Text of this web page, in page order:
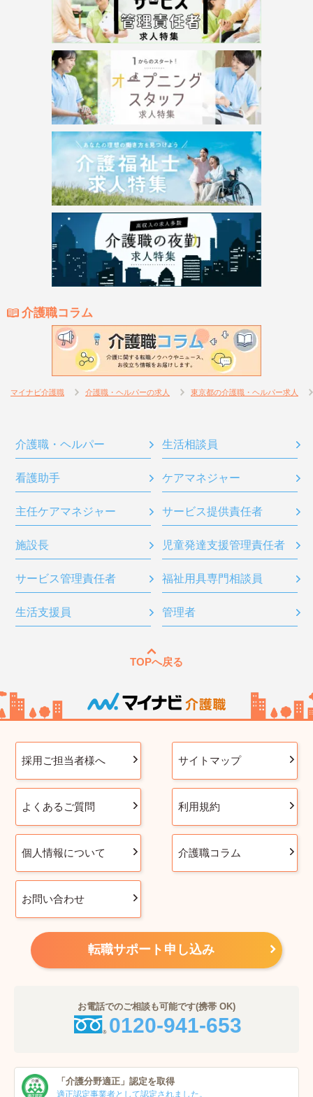
介護職コラム
マイナビ介護職 介護職・ヘルパーの求人 東京都の介護職・ヘルパー求人
介護職・ヘルパー 生活相談員
看護助手 ケアマネジャー
主任ケアマネジャー サービス提供責任者
施設長 児童発達支援管理責任者
サービス管理責任者 福祉用具専門相談員
生活支援員 管理者
TOPへ戻る
採用ご担当者様へ サイトマップ
よくあるご質問 利用規約
個人情報について 介護職コラム
お問い合わせ
転職サポート申し込み
お電話でのご相談も可能です(携帯 OK)
0120-941-653
「介護分野適正」 認定を取得
適正認定事業者として認定されました。